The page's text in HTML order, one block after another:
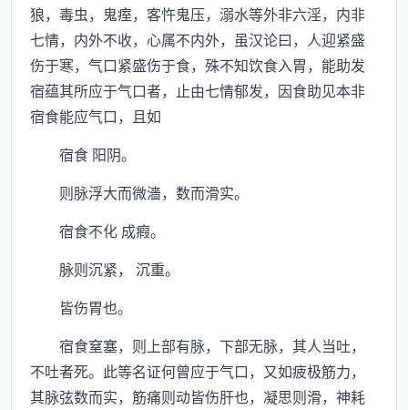
狼，毒虫，鬼痓，客忤鬼压，溺水等外非六淫，内非
七情，内外不收，心属不内外，虽汉论曰，人迎紧盛
伤于寒，气口紧盛伤于食，殊不知饮食入胃，能助发
宿蕴其所应于气口者，止由七情郁发，因食助见本非
宿食能应气口，且如
宿食 阳阴。
则脉浮大而微濇，数而滑实。
宿食不化 成瘕。
脉则沉紧， 沉重。
皆伤胃也。
宿食窒塞，则上部有脉，下部无脉，其人当吐，
不吐者死。此等名证何曾应于气口，又如疲极筋力，
其脉弦数而实，筋痛则动皆伤肝也，凝思则滑，神耗